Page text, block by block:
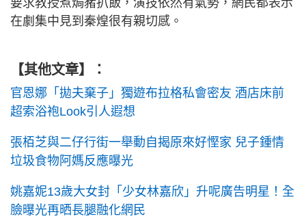
要求教授煮焗豬扒飯，演技依然有氣勢，網民都表示
在劇集中見到秦煌很有親切感。
【其他文章】：
官恩娜「拋夫棄子」獨遊布拉格私會密友 酒店床前
超索浴袍Look引人遐想
張栢芝與二仔行街一舉動自揭原來好慳家 兒子鍾情
垃圾食物阿媽反應曝光
姚嘉妮13歲大女封「少女林嘉欣」升呢廣告明星！全
臉曝光再晒長腿融化網民